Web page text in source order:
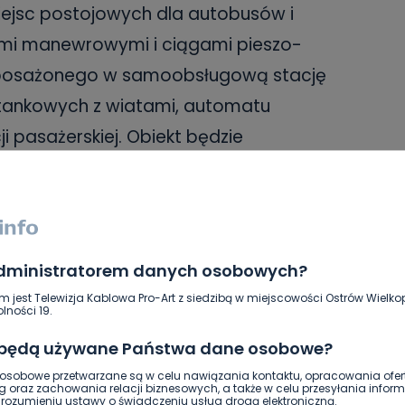
danych osobowych?
jest Telewizja Kablowa Pro-Art z siedzibą w miejscowości Ostrów
19.
używane Państwa dane osobowe?
przetwarzane są w celu nawiązania kontaktu, opracowania
oraz zachowania relacji biznesowych, a także w celu przesyłania
ustawy o świadczeniu usług drogą elektroniczną.
postojowych dla autobusów i
manewrowymi i ciągami pieszo-
w samoobsługową stację
z wiatami, automatu
pasażerskiej. Obiekt będzie
zmodernizowane zostanie
m.in. zwiększenie
będą 994 nowe energooszczędne
będzie kampania informacyjno–
tematykę niskiej emisji oraz